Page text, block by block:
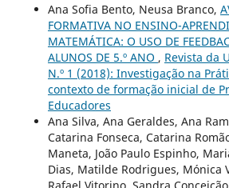
Ana Sofia Bento, Neusa Branco,
FORMATIVA NO ENSINO-
MATEMÁTICA: O USO DE
ALUNOS DE 5.º ANO , Revista da
N.º 1 (2018): Investigação na
contexto de formação inicial de
Educadores
Ana Silva, Ana Geraldes, Ana
Catarina Fonseca, Catarina
Maneta, João Paulo Espinho,
Dias, Matilde Rodrigues, Mónica